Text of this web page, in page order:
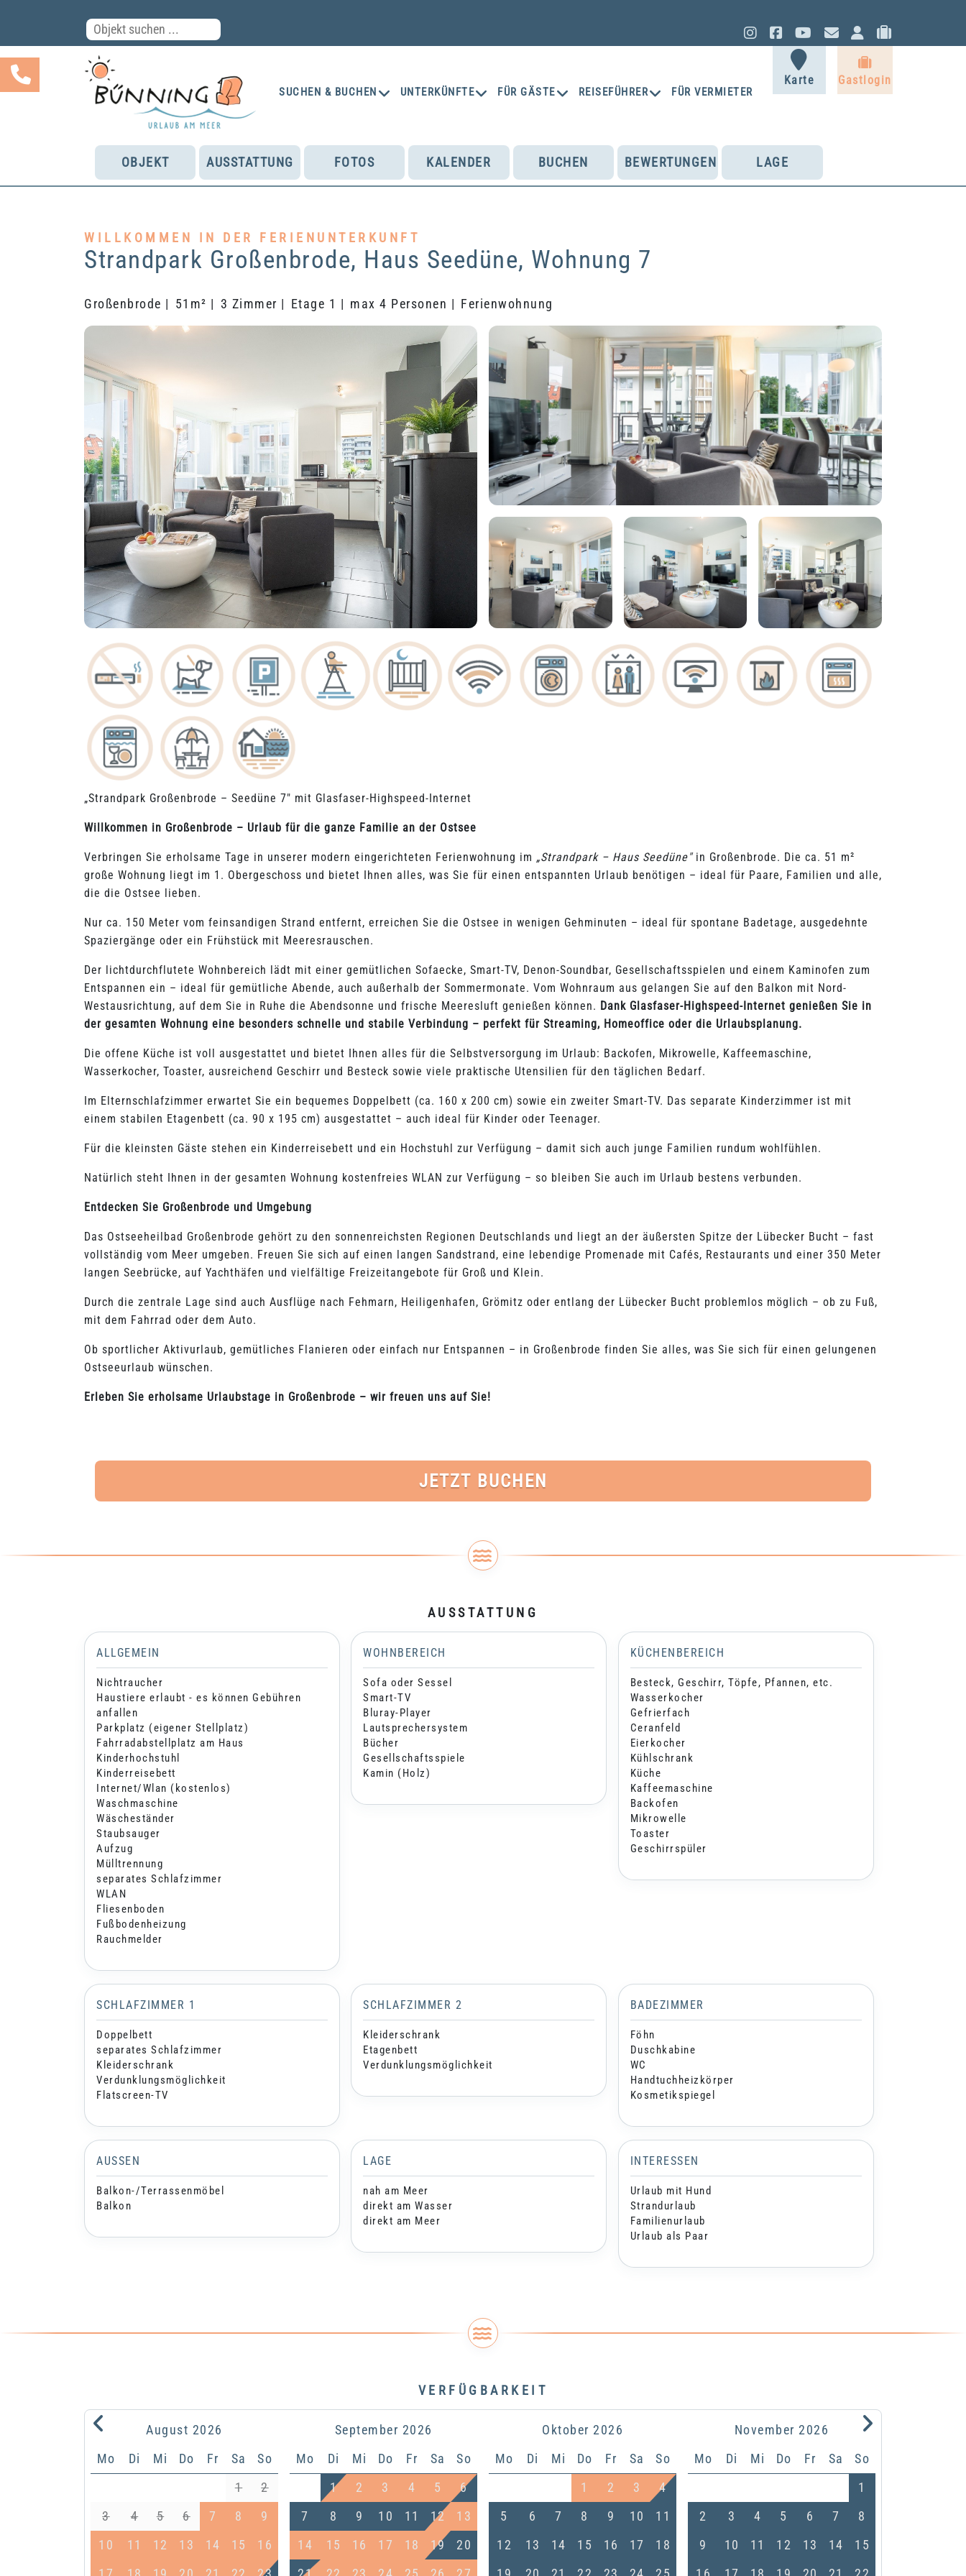
Kontakt
YouTube
Facebook
Instagram
Karte
Gastlogin
SUCHEN & BUCHEN UNTERKÜNFTE FÜR GÄSTE REISEFÜHRER FÜR VERMIETER
OBJEKT AUSSTATTUNG FOTOS KALENDER BUCHEN BEWERTUNGEN LAGE
WILLKOMMEN IN DER FERIENUNTERKUNFT
Strandpark Großenbrode, Haus Seedüne, Wohnung 7
Großenbrode | 51m² | 3 Zimmer | Etage 1 | max 4 Personen | Ferienwohnung
„Strandpark Großenbrode – Seedüne 7" mit Glasfaser-Highspeed-Internet
Willkommen in Großenbrode – Urlaub für die ganze Familie an der Ostsee
Verbringen Sie erholsame Tage in unserer modern eingerichteten Ferienwohnung im „Strandpark – Haus Seedüne"in Großenbrode. Die ca. 51 m²
große Wohnung liegt im 1. Obergeschoss und bietet Ihnen alles, was Sie für einen entspannten Urlaub benötigen – ideal für Paare, Familien und alle,
die die Ostsee lieben.
Nur ca. 150 Meter vom feinsandigen Strand entfernt, erreichen Sie die Ostsee in wenigen Gehminuten – ideal für spontane Badetage, ausgedehnte
Spaziergänge oder ein Frühstück mit Meeresrauschen.
Der lichtdurchflutete Wohnbereich lädt mit einer gemütlichen Sofaecke, Smart-TV, Denon-Soundbar, Gesellschaftsspielen und einem Kaminofen zum
Entspannen ein – ideal für gemütliche Abende, auch außerhalb der Sommermonate. Vom Wohnraum aus gelangen Sie auf den Balkon mit Nord-
Westausrichtung, auf dem Sie in Ruhe die Abendsonne und frische Meeresluft genießen können. Dank Glasfaser-Highspeed-Internet genießen Sie in
der gesamten Wohnung eine besonders schnelle und stabile Verbindung – perfekt für Streaming, Homeoffice oder die Urlaubsplanung.
Die offene Küche ist voll ausgestattet und bietet Ihnen alles für die Selbstversorgung im Urlaub: Backofen, Mikrowelle, Kaffeemaschine,
Wasserkocher, Toaster, ausreichend Geschirr und Besteck sowie viele praktische Utensilien für den täglichen Bedarf.
Im Elternschlafzimmer erwartet Sie ein bequemes Doppelbett (ca. 160 x 200 cm) sowie ein zweiter Smart-TV. Das separate Kinderzimmer ist mit
einem stabilen Etagenbett (ca. 90 x 195 cm) ausgestattet – auch ideal für Kinder oder Teenager.
Für die kleinsten Gäste stehen ein Kinderreisebett und ein Hochstuhl zur Verfügung – damit sich auch junge Familien rundum wohlfühlen.
Natürlich steht Ihnen in der gesamten Wohnung kostenfreies WLAN zur Verfügung – so bleiben Sie auch im Urlaub bestens verbunden.
Entdecken Sie Großenbrode und Umgebung
Das Ostseeheilbad Großenbrode gehört zu den sonnenreichsten Regionen Deutschlands und liegt an der äußersten Spitze der Lübecker Bucht – fast
vollständig vom Meer umgeben. Freuen Sie sich auf einen langen Sandstrand, eine lebendige Promenade mit Cafés, Restaurants und einer 350 Meter
langen Seebrücke, auf Yachthäfen und vielfältige Freizeitangebote für Groß und Klein.
Durch die zentrale Lage sind auch Ausflüge nach Fehmarn, Heiligenhafen, Grömitz oder entlang der Lübecker Bucht problemlos möglich – ob zu Fuß,
mit dem Fahrrad oder dem Auto.
Ob sportlicher Aktivurlaub, gemütliches Flanieren oder einfach nur Entspannen – in Großenbrode finden Sie alles, was Sie sich für einen gelungenen
Ostseeurlaub wünschen.
Erleben Sie erholsame Urlaubstage in Großenbrode – wir freuen uns auf Sie!
JETZT BUCHEN
AUSSTATTUNG
ALLGEMEIN
Nichtraucher
Haustiere erlaubt - es können Gebühren
anfallen
Parkplatz (eigener Stellplatz)
Fahrradabstellplatz am Haus
Kinderhochstuhl
Kinderreisebett
Internet/Wlan (kostenlos)
Waschmaschine
Wäscheständer
Staubsauger
Aufzug
Mülltrennung
separates Schlafzimmer
WLAN
Fliesenboden
Fußbodenheizung
Rauchmelder
WOHNBEREICH
Sofa oder Sessel
Smart-TV
Bluray-Player
Lautsprechersystem
Bücher
Gesellschaftsspiele
Kamin (Holz)
KÜCHENBEREICH
Besteck, Geschirr, Töpfe, Pfannen, etc.
Wasserkocher
Gefrierfach
Ceranfeld
Eierkocher
Kühlschrank
Küche
Kaffeemaschine
Backofen
Mikrowelle
Toaster
Geschirrspüler
SCHLAFZIMMER 1
Doppelbett
separates Schlafzimmer
Kleiderschrank
Verdunklungsmöglichkeit
Flatscreen-TV
SCHLAFZIMMER 2
Kleiderschrank
Etagenbett
Verdunklungsmöglichkeit
BADEZIMMER
Föhn
Duschkabine
WC
Handtuchheizkörper
Kosmetikspiegel
AUSSEN
Balkon-/Terrassenmöbel
Balkon
LAGE
nah am Meer
direkt am Wasser
direkt am Meer
INTERESSEN
Urlaub mit Hund
Strandurlaub
Familienurlaub
Urlaub als Paar
VERFÜGBARKEIT
. August 2026
Mo
Di Mi Do Fr Sa
So
1
2
3
4 5 6 7 8
9
10
11 12 13 14 15
16
September 2026
Mo
Di Mi Do Fr Sa
So
1
2 3 4 5
6
7
8 9 10 11 12
13
14
15 16 17 18 19
20
Oktober 2026
Mo
Di Mi Do Fr Sa
So
1
2 3
4
5
6 7 8 9 10
11
12
13 14 15 16 17
18
November2026
Mo
Di Mi Do Fr Sa
So
1
2
3 4 5 6 7
8
9
10 11 12 13 14
15
.